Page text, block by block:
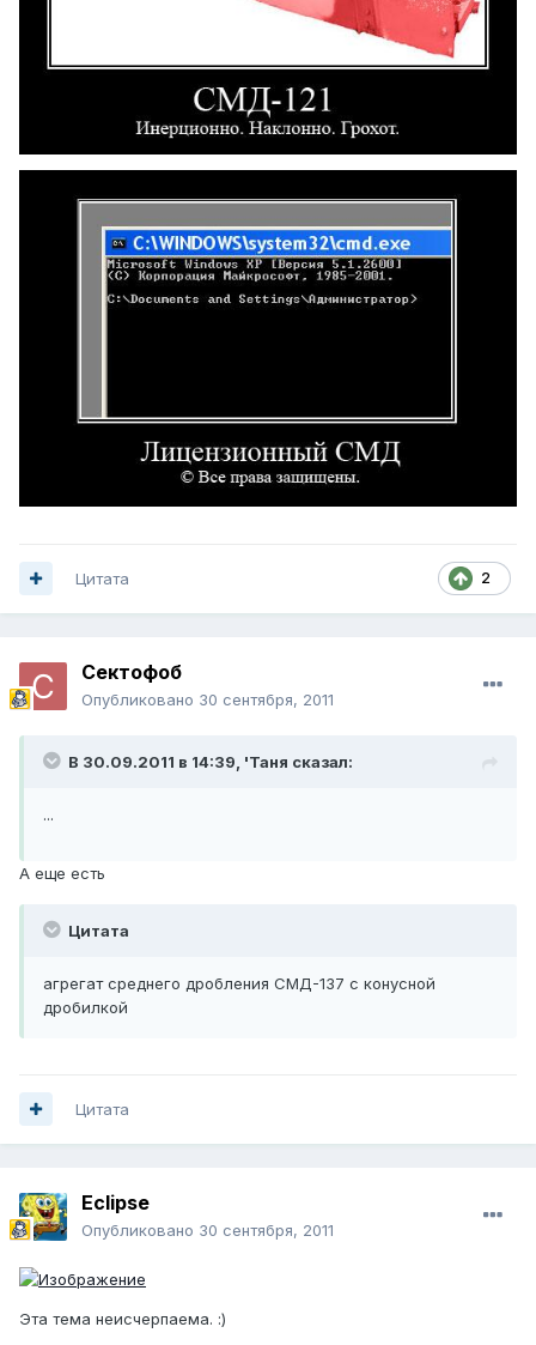
2
Цитата
Сектофоб
Опубликовано 30 сентября, 2011
В 30.09.2011 в 14:39, 'Таня сказал:
...
А еще есть
Цитата
агрегат среднего дробления СМД-137 с конусной
дробилкой
Цитата
Eclipse
Опубликовано 30 сентября, 2011
Эта тема неисчерпаема. :)